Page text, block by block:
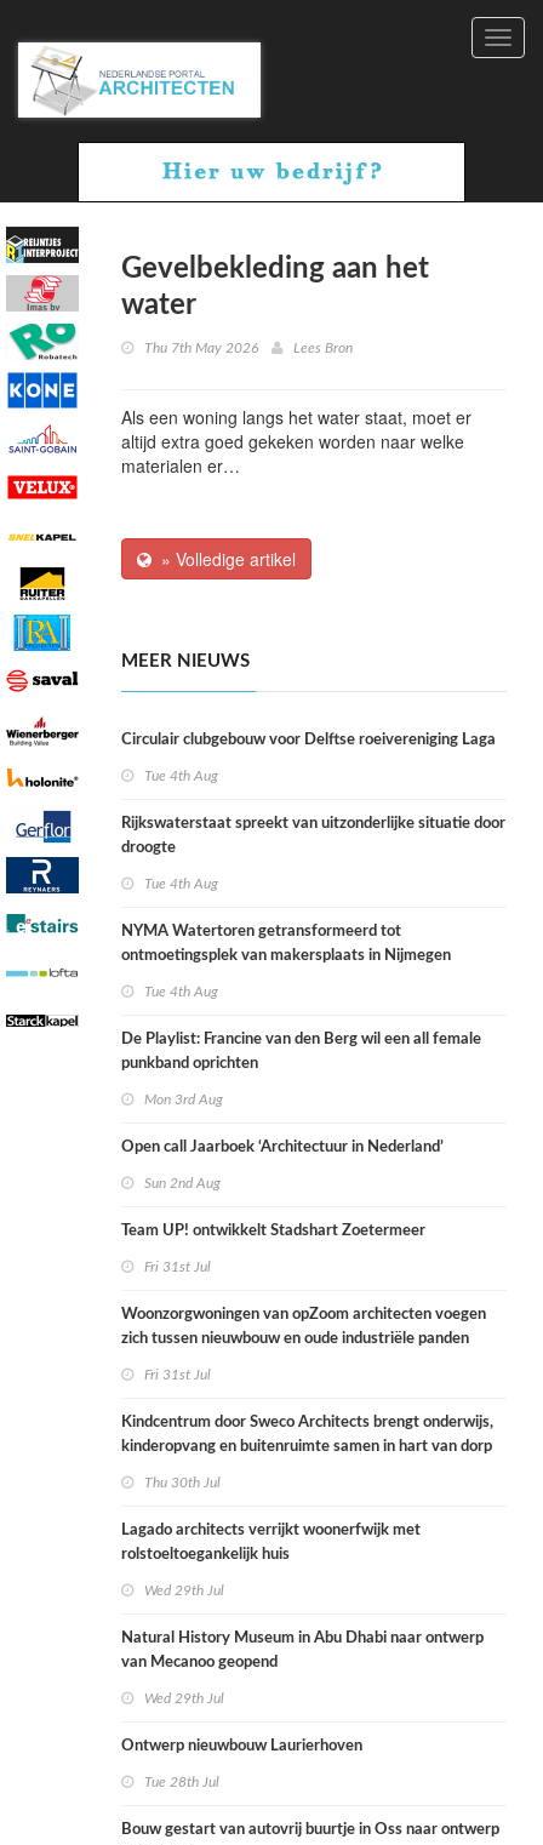
Gevelbekleding aan het
water
Thu 7th May 2026 Lees Bron
Als een woning langs het water staat, moet er
altijd extra goed gekeken worden naar welke
materialen er…
» Volledige artikel
MEER NIEUWS
Circulair clubgebouw voor Delftse roeivereniging Laga
Tue 4th Aug
Rijkswaterstaat spreekt van uitzonderlijke situatie door
droogte
Tue 4th Aug
NYMA Watertoren getransformeerd tot
ontmoetingsplek van makersplaats in Nijmegen
Tue 4th Aug
De Playlist: Francine van den Berg wil een all female
punkband oprichten
Mon 3rd Aug
Open call Jaarboek ‘Architectuur in Nederland’
Sun 2nd Aug
Team UP! ontwikkelt Stadshart Zoetermeer
Fri 31st Jul
Woonzorgwoningen van opZoom architecten voegen
zich tussen nieuwbouw en oude industriële panden
Fri 31st Jul
Kindcentrum door Sweco Architects brengt onderwijs,
kinderopvang en buitenruimte samen in hart van dorp
Thu 30th Jul
Lagado architects verrijkt woonerfwijk met
rolstoeltoegankelijk huis
Wed 29th Jul
Natural History Museum in Abu Dhabi naar ontwerp
van Mecanoo geopend
Wed 29th Jul
Ontwerp nieuwbouw Laurierhoven
Tue 28th Jul
Bouw gestart van autovrij buurtje in Oss naar ontwerp